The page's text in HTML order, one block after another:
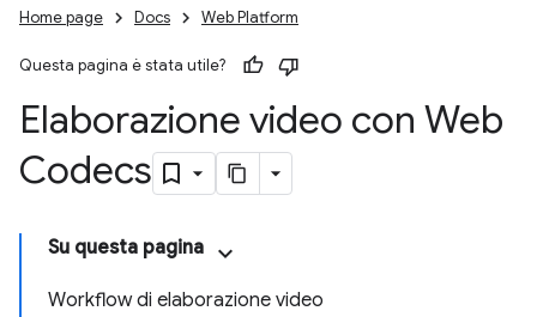
Home page Docs Web Platform
Questa pagina è stata utile?
Elaborazione video con Web
Codecs
Su questa pagina
Workflow di elaborazione video